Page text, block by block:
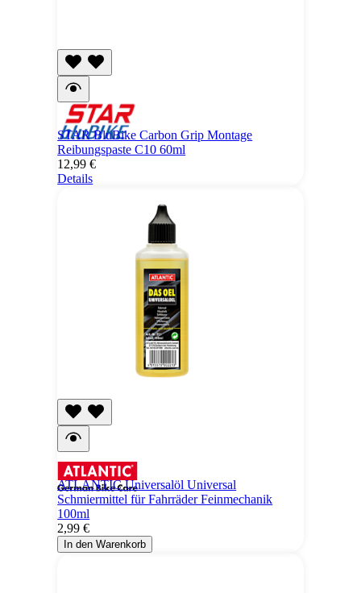
STAR BluBike Carbon Grip Montage
Reibungspaste C10 60ml
12,99 €
Details
ATLANTIC Universalöl Universal
Schmiermittel für Fahrräder Feinmechanik
100ml
2,99 €
In den Warenkorb